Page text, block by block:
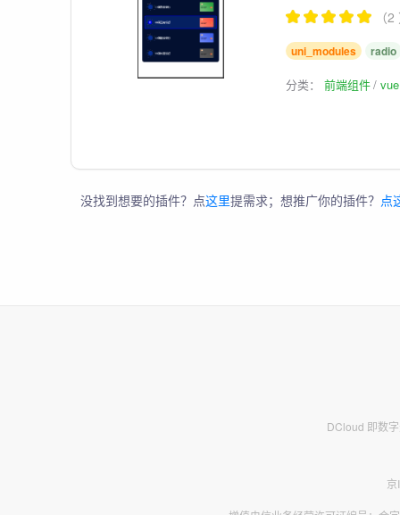
（
uni_modules radio
分类：前端组件
没找到想要的插件？点这里提需求；想推广你的插件？ 点
DCloud 即数